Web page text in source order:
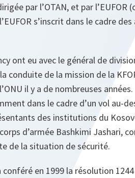
par l’OTAN, et par l’EUFOR
s’inscrit dans le cadre
ont eu avec le général de
conduite de la mission de la
il y a de nombreuses
dans le cadre d’un vol au-
des institutions du
d’armée Bashkimi Jashari,
de la situation de sécurité.
en 1999 la résolution